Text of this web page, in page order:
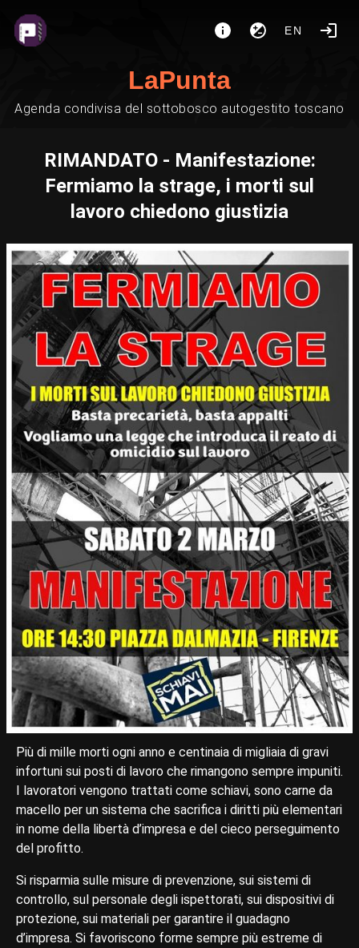
EN
LaPunta
Agenda condivisa del sottobosco autogestito toscano
RIMANDATO - Manifestazione:
Fermiamo la strage, i morti sul
lavoro chiedono giustizia
Più di mille morti ogni anno e centinaia di migliaia di gravi
infortuni sui posti di lavoro che rimangono sempre impuniti.
I lavoratori vengono trattati come schiavi, sono carne da
macello per un sistema che sacrifica i diritti più elementari
in nome della libertà d’impresa e del cieco perseguimento
del profitto.
Si risparmia sulle misure di prevenzione, sui sistemi di
controllo, sul personale degli ispettorati, sui dispositivi di
protezione, sui materiali per garantire il guadagno
d’impresa. Si favoriscono forme sempre più estreme di